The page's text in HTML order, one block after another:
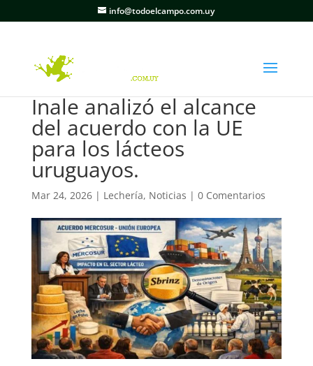
info@todoelcampo.com.uy
Inale analizó el alcance
del acuerdo con la UE
para los lácteos
uruguayos.
Mar 24, 2026| Lechería, Noticias | 0 Comentarios